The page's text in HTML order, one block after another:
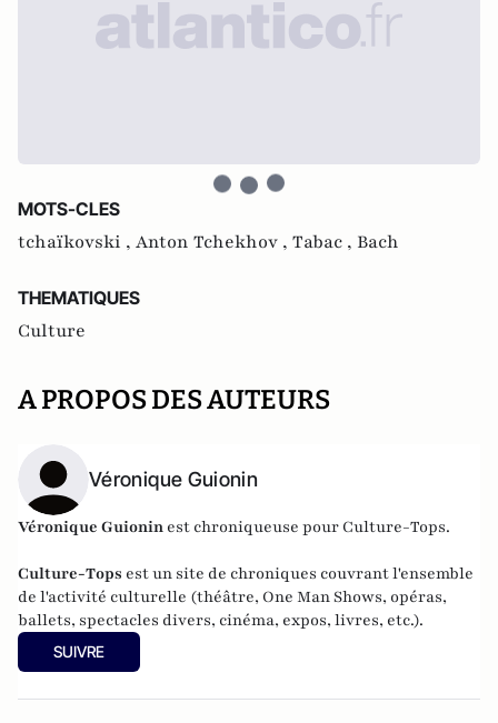
MOTS-CLES
tchaïkovski , Anton Tchekhov , Tabac , Bach
THEMATIQUES
Culture
A PROPOS DES AUTEURS
Véronique Guionin
Véronique Guionin est chroniqueuse pour Culture-Tops.
Culture-Tops est un site de chroniques couvrant l'ensemble
de l'activité culturelle (théâtre, One Man Shows, opéras,
ballets, spectacles divers, cinéma, expos, livres, etc.).
SUIVRE